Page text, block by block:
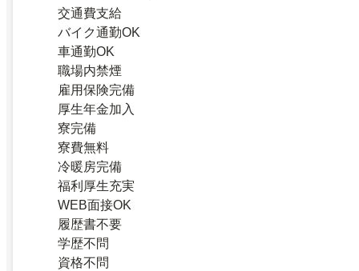
交通費支給
バイク通勤OK
車通勤OK
職場内禁煙
雇用保険完備
厚生年金加入
寮完備
寮費無料
冷暖房完備
福利厚生充実
WEB面接OK
履歴書不要
学歴不問
資格不問